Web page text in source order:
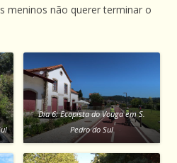
meninos não querer terminar o
Dia 6: Ecopista do Vouga em S.
Pedro do Sul